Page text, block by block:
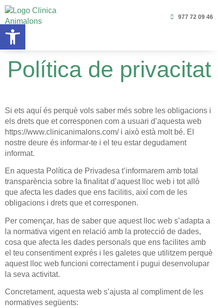
Obre la barra d'eines
977 72 09 46
Política de privacitat
Si ets aquí és perquè vols saber més sobre les obligacions i
els drets que et corresponen com a usuari d’aquesta web
https://www.clinicanimalons.com/ i això està molt bé. El
nostre deure és informar-te i el teu estar degudament
informat.
En aquesta Política de Privadesa t’informarem amb total
transparència sobre la finalitat d’aquest lloc web i tot allò
que afecta les dades que ens facilitis, així com de les
obligacions i drets que et corresponen.
Per començar, has de saber que aquest lloc web s’adapta a
la normativa vigent en relació amb la protecció de dades,
cosa que afecta les dades personals que ens facilites amb
el teu consentiment exprés i les galetes que utilitzem perquè
aquest lloc web funcioni correctament i pugui desenvolupar
la seva activitat.
Concretament, aquesta web s’ajusta al compliment de les
normatives següents: